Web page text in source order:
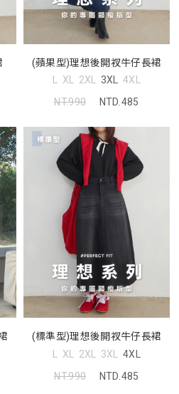
(蘋果型)理想後開衩牛仔長裙
L XL 2XL 3XL 4XL
NT.990
NTD.485
(標準型)理想後開衩牛仔長裙
L XL 2XL 3XL 4XL
NT.990
NTD.485